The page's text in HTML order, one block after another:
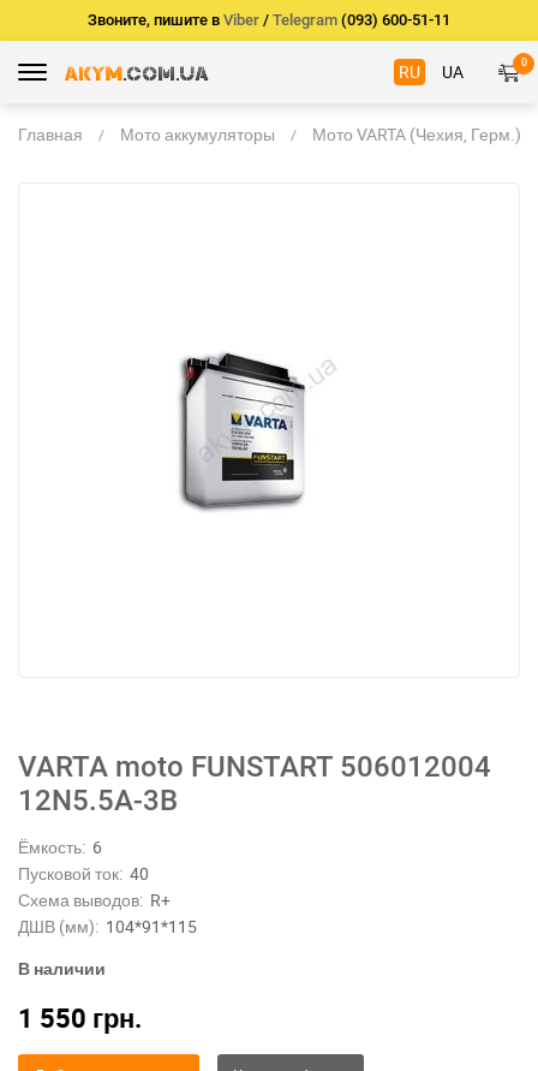
Звоните, пишите в Viber / Telegram (093) 600-51-11
RU UA 0
Главная Мото аккумуляторы Мото VARTA (Чехия, Герм.)
VARTA moto FUNSTART 506012004
12N5.5A-3B
Ёмкость: 6
Пусковой ток: 40
Схема выводов: R+
ДШВ (мм): 104*91*115
В наличии
1 550 грн.